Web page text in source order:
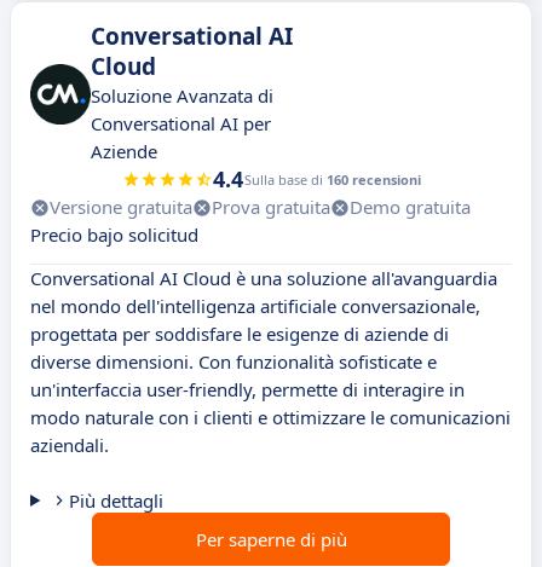
Conversational AI
Cloud
Soluzione Avanzata di
Conversational AI per
Aziende
4.4Sulla base di 160 recensioni
Versione gratuita Prova gratuita
Demo gratuita
Precio bajo solicitud
Conversational AI Cloud è una soluzione all'avanguardia
nel mondo dell'intelligenza artificiale conversazionale,
progettata per soddisfare le esigenze di aziende di
diverse dimensioni. Con funzionalità sofisticate e
un'interfaccia user-friendly, permette di interagire in
modo naturale con i clienti e ottimizzare le comunicazioni
aziendali.
Più dettagli
Per saperne di più